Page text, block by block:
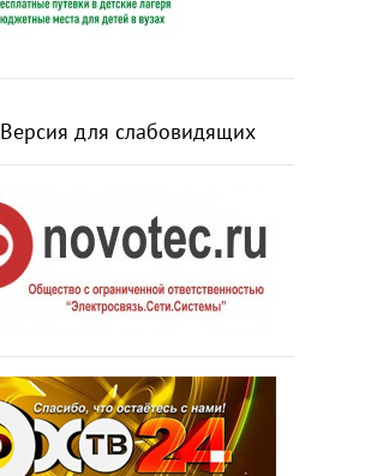
Версия для слабовидящих